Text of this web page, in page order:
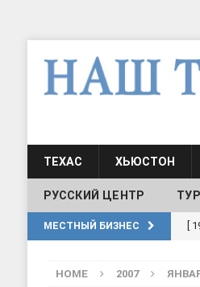
ТЕХАС ХЬЮСТОН
РУССКИЙ ЦЕНТР
МЕСТНЫЙ БИЗНЕС [
[
HOME 2007